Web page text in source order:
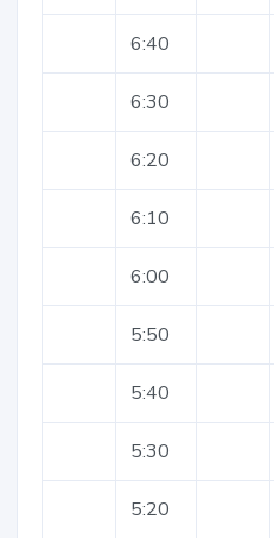
6:40
6:30
6:20
6:10
6:00
5:50
5:40
5:30
5:20